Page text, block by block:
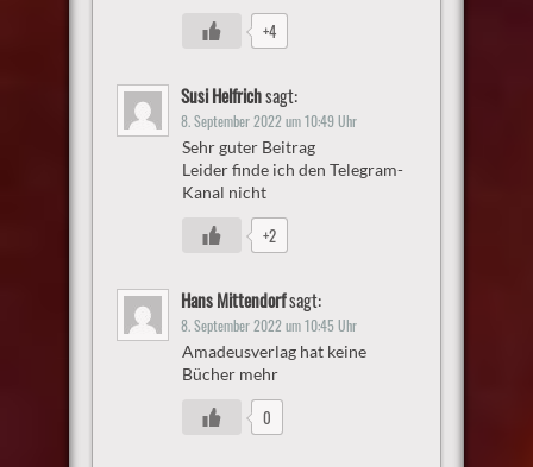
+4
Susi Helfrichsagt:
8. September 2022 um 10:49 Uhr
Sehr guter Beitrag
Leider finde ich den Telegram-
Kanal nicht
+2
Hans Mittendorfsagt:
8. September 2022 um 10:45 Uhr
Amadeusverlag hat keine
Bücher mehr
0